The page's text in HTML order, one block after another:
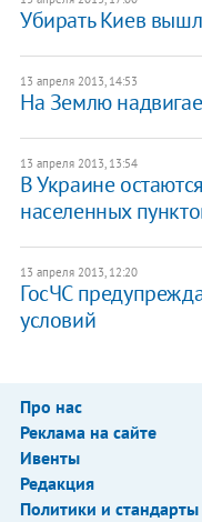
Убирать Киев
13 апреля 2013, 14:53
На Землю
13 апреля 2013, 13:54
В Украине
населенных
13 апреля 2013, 12:20
ГосЧС
условий
Про нас
Реклама на сайте
Ивенты
Редакция
Политики и стандарты